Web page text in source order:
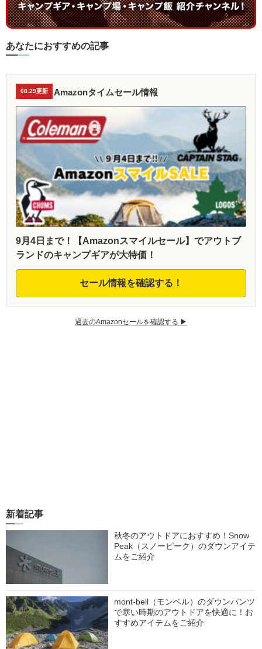
あなたにおすすめの記事
08.29更新 Amazonタイムセール情報
9月4日まで！【Amazonスマイルセール】でアウトブ
ランドのキャンプギアが大特価！
セール情報を確認する！
過去のAmazonセールを確認する ▶︎
新着記事
秋冬のアウトドアにおすすめ！Snow
Peak（スノーピーク）のダウンアイテ
ムをご紹介
mont-bell（モンベル）のダウンパンツ
で寒い時期のアウトドアを快適に！お
すすめアイテムをご紹介